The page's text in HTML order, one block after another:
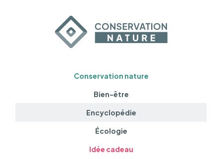
Conservation nature
Bien-être
Encyclopédie
Écologie
Idée cadeau